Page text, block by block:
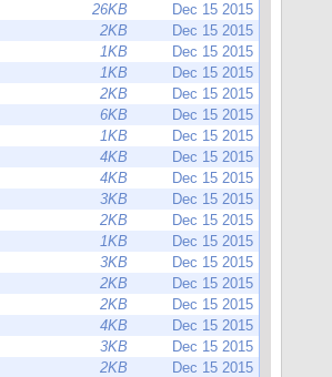
26KB
Dec 15 2015
2KB
Dec 15 2015
1KB
Dec 15 2015
1KB
Dec 15 2015
2KB
Dec 15 2015
6KB
Dec 15 2015
1KB
Dec 15 2015
4KB
Dec 15 2015
4KB
Dec 15 2015
3KB
Dec 15 2015
2KB
Dec 15 2015
1KB
Dec 15 2015
3KB
Dec 15 2015
2KB
Dec 15 2015
2KB
Dec 15 2015
4KB
Dec 15 2015
3KB
Dec 15 2015
2KB
Dec 15 2015